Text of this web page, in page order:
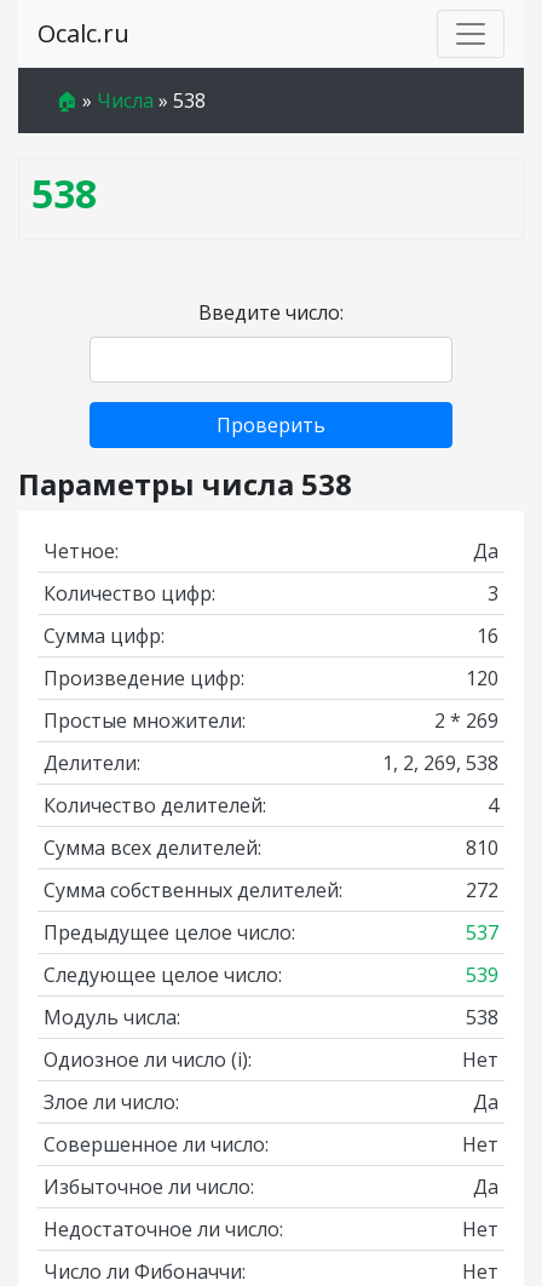
Ocalc.ru
🏠 » Числа » 538
538
Введите число:
Проверить
Параметры числа 538
Четное:
Да
Количество цифр:
3
Сумма цифр:
16
Произведение цифр:
120
Простые множители:
2 * 269
Делители:
1, 2, 269, 538
Количество делителей:
4
Сумма всех делителей:
810
Сумма собственных делителей:
272
Предыдущее целое число:
537
Следующее целое число:
539
Модуль числа:
538
Одиозное ли число (i):
Нет
Злое ли число:
Да
Совершенное ли число:
Нет
Избыточное ли число:
Да
Недостаточное ли число:
Нет
Число ли Фибоначчи:
Нет